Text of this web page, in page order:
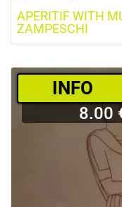
APERITIF WITH
ZAMPESCHI
­INFO
8.00